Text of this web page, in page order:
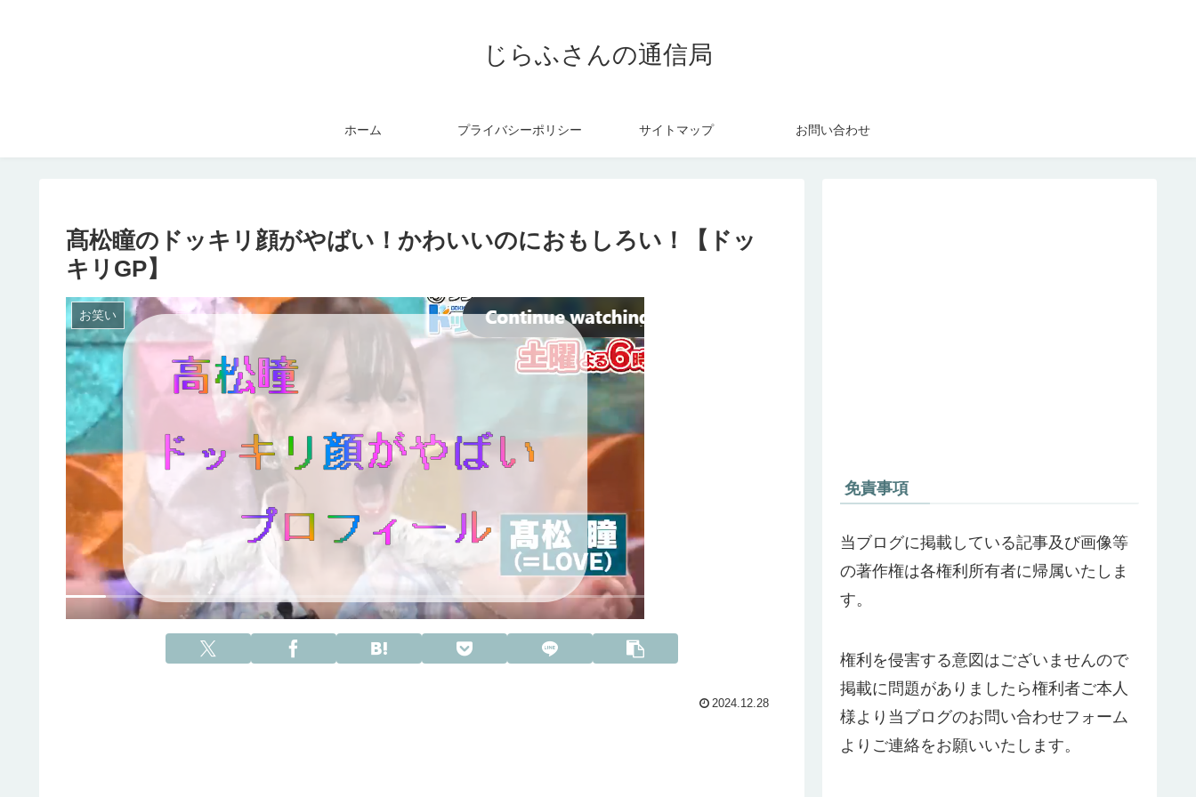
じらふさんの通信局
ホーム プライバシーポリシー サイトマップ お問い合わせ
髙松瞳のドッキリ顔がやばい！かわいいのにおもしろい！【ドッ
キリGP】
お笑い
2024.12.28
免責事項
当ブログに掲載している記事及び画像等
の著作権は各権利所有者に帰属いたしま
す。
権利を侵害する意図はございませんので
掲載に問題がありましたら権利者ご本人
様より当ブログのお問い合わせフォーム
よりご連絡をお願いいたします。